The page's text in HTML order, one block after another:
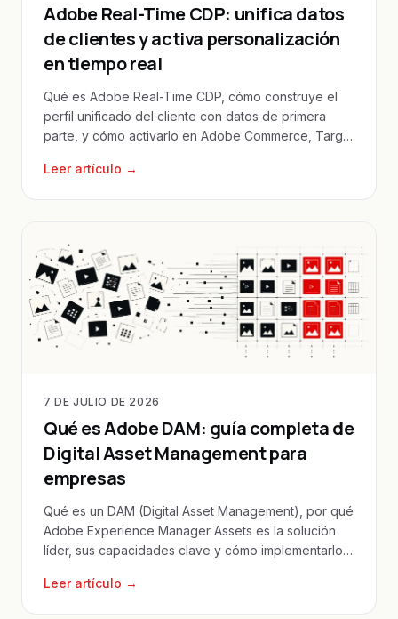
Adobe Real-Time CDP: unifica datos
de clientes y activa personalización
en tiempo real
Qué es Adobe Real-Time CDP, cómo construye el
perfil unificado del cliente con datos de primera
parte, y cómo activarlo en Adobe Commerce, Target
Leer artículo →
7 DE JULIO DE 2026
Qué es Adobe DAM: guía completa de
Digital Asset Management para
empresas
Qué es un DAM (Digital Asset Management), por qué
Adobe Experience Manager Assets es la solución
líder, sus capacidades clave y cómo implementarlo
Leer artículo →